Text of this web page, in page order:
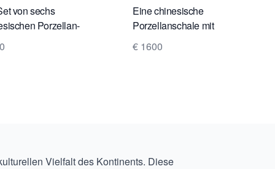
von sechs
Porzellan-
und Untertassen
Eine chinesische
Porzellanschale mit
Klappdeckel
€ 1600
Vielfalt des Kontinents. Diese